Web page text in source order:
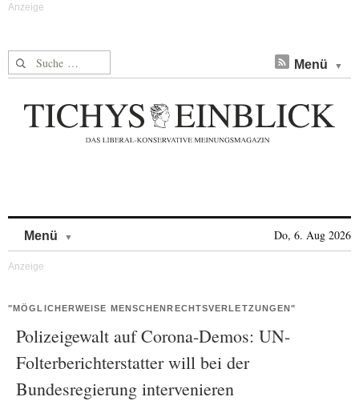
Suche nach: Menü
Menü Do, 6. Aug 2026
"MÖGLICHERWEISE MENSCHENRECHTSVERLETZUNGEN"
Polizeigewalt auf Corona-Demos: UN-
Folterberichterstatter will bei der
Bundesregierung intervenieren